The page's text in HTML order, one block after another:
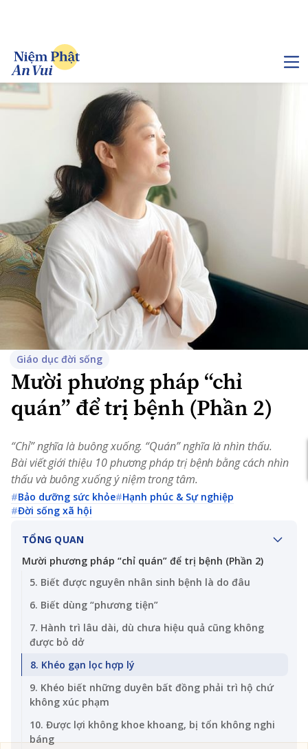
Giáo dục đời sống
Mười phương pháp “chỉ
quán” để trị bệnh (Phần 2)
“Chỉ” nghĩa là buông xuống. “Quán” nghĩa là nhìn thấu.
Bài viết giới thiệu 10 phương pháp trị bệnh bằng cách nhìn
thấu và buông xuống ý niệm trong tâm.
#Bảo dưỡng sức khỏe#Hạnh phúc & Sự nghiệp
#Đời sống xã hội
TỔNG QUAN
Mười phương pháp “chỉ quán” để trị bệnh (Phần 2)
5. Biết được nguyên nhân sinh bệnh là do đâu
6. Biết dùng “phương tiện”
7. Hành trì lâu dài, dù chưa hiệu quả cũng không
được bỏ dở
8. Khéo gạn lọc hợp lý
9. Khéo biết những duyên bất đồng phải trì hộ chứ
không xúc phạm
10. Được lợi không khoe khoang, bị tổn không nghi
báng